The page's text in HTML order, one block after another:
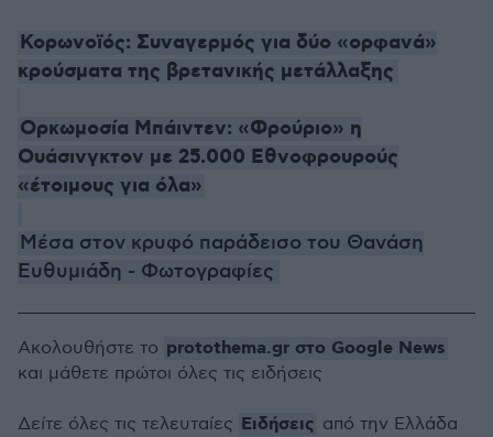
Κορωνοϊός: Συναγερμός για δύο «ορφανά»
κρούσματα της βρετανικής μετάλλαξης
Ορκωμοσία Μπάιντεν: «Φρούριο» η
Ουάσινγκτον με 25.000 Εθνοφρουρούς
«έτοιμους για όλα»
Μέσα στον κρυφό παράδεισο του Θανάση
Ευθυμιάδη - Φωτογραφίες
Ακολουθήστε το protothema.gr στο Google News
και μάθετε πρώτοι όλες τις ειδήσεις
Δείτε όλες τις τελευταίες Ειδήσεις από την Ελλάδα